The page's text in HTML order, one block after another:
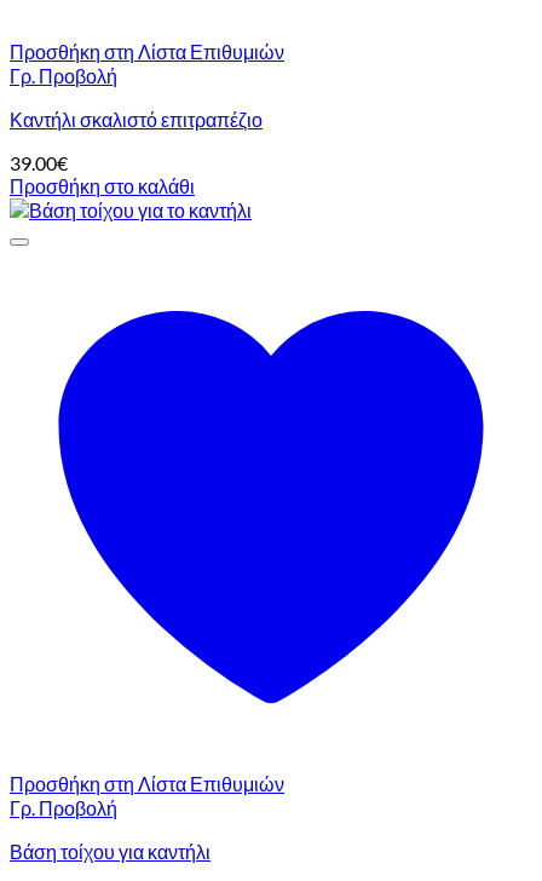
Προσθήκη στη Λίστα Επιθυμιών
Γρ. Προβολή
Καντήλι σκαλιστό επιτραπέζιο
39.00€
Προσθήκη στο καλάθι
Προσθήκη στη Λίστα Επιθυμιών
Γρ. Προβολή
Βάση τοίχου για καντήλι